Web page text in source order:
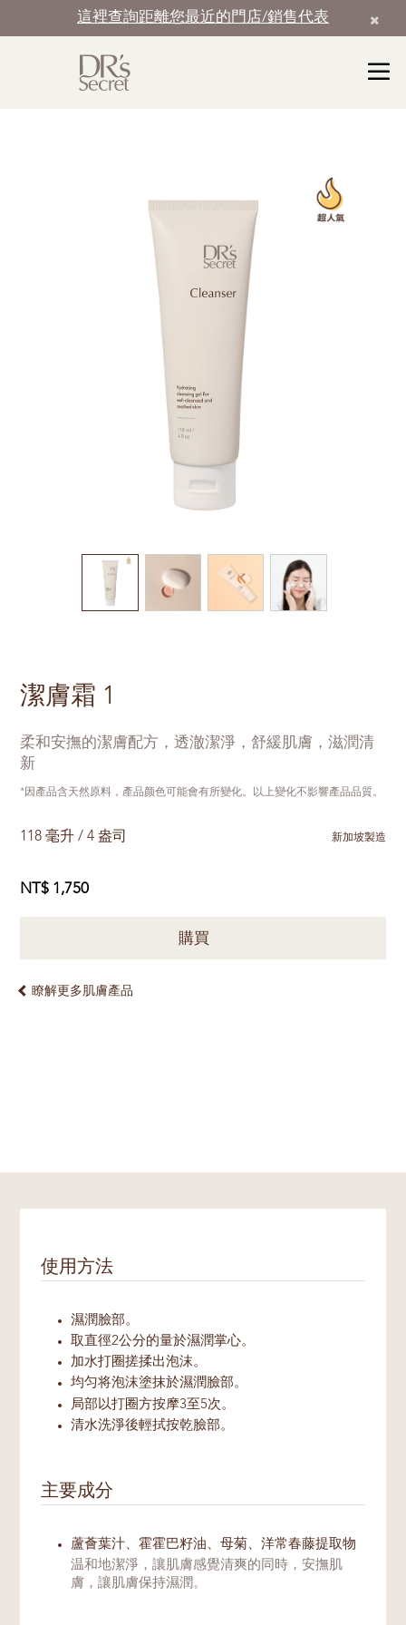
這裡查詢距離您最近的門店/銷售代表
潔膚霜 1
柔和安撫的潔膚配方，透澈潔淨，舒緩肌膚，滋潤清
新
*因產品含天然原料，產品颜色可能會有所變化。以上變化不影響產品品質。
118 毫升 / 4 盎司 新加坡製造
NT$ 1,750
購買
瞭解更多肌膚產品
使用方法
濕潤臉部。
取直徑2公分的量於濕潤掌心。
加水打圈搓揉出泡沫。
均匀将泡沫塗抹於濕潤臉部。
局部以打圈方按摩3至5次。
清水洗淨後輕拭按乾臉部。
主要成分
蘆薈葉汁、霍霍巴籽油、母菊、洋常春藤提取物
温和地潔淨，讓肌膚感覺清爽的同時，安撫肌
膚，讓肌膚保持濕潤。